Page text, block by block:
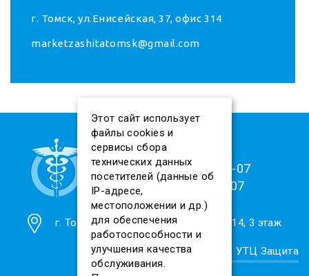
г. Томск, ул.Енисейская, 37, офис 314
marketzashitatomsk@gmail.com
8 (909) 543-04-07
8(3822)23-04-07
г. Томск, ул. Енисейская, 37, офис 314, 3 этаж
© 2026. АНО ДПО УТЦ Защита
Этот сайт использует
файлы cookies и
сервисы сбора
технических данных
посетителей (данные об
IP-адресе,
местоположении и др.)
для обеспечения
работоспособности и
улучшения качества
обслуживания.